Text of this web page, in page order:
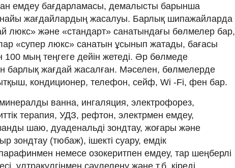
емдеу бағдарламасы, демалысты барынша
жағдайлардың жасалуы. Барлық шипажайларда
люкс» және «стандарт» санатындағы бөлмелер бар,
«супер люкс» санатын ұсынып жатады, бағасы
100 мың теңгеге дейін жетеді. Әр бөлмеде
барлық жағдай жасалған. Мәселен, бөлмелерде
кондиционер, телефон, сейф, Wi -Fi, фен бар.
ванна, ингаляция, электрофорез,
терапия, УДЗ, рефтон, электрмен емдеу,
шаю, дуаденальді зондтау, жоғары және
зондтау (тюбаж), ішекті суару, емдік
немесе озокеритпен емдеу, тар шеңберлі
ултракүлгінмен сәулелену және т.б. кіреді.